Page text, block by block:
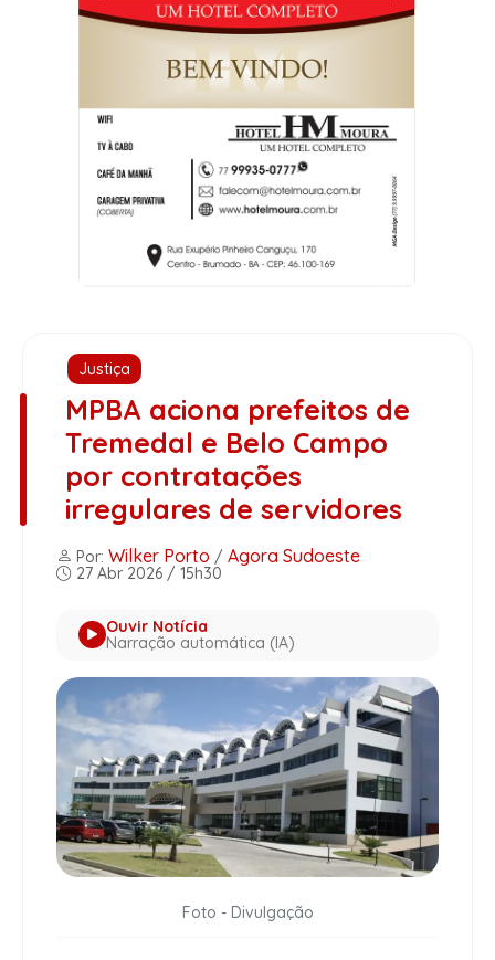
Justiça
MPBA aciona prefeitos de
Tremedal e Belo Campo
por contratações
irregulares de servidores
Por: Wilker Porto / Agora Sudoeste
27 Abr 2026 / 15h30
Ouvir Notícia
Narração automática (IA)
Foto - Divulgação